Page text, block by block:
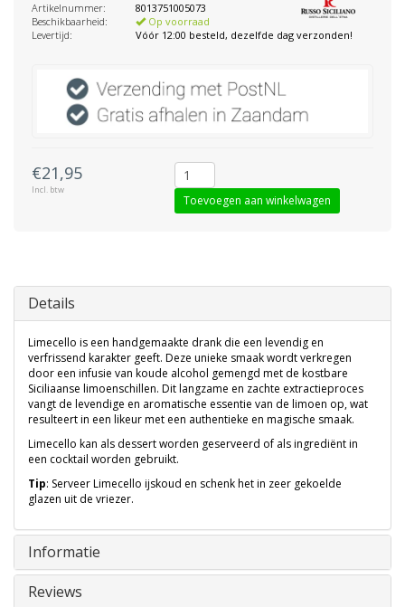
Artikelnummer:
8013751005073
Beschikbaarheid:
Op voorraad
Levertijd:
Vóór 12:00 besteld, dezelfde dag verzonden!
€21,95
Incl. btw
Toevoegen aan winkelwagen
Details
Limecello is een handgemaakte drank die een levendig en
verfrissend karakter geeft. Deze unieke smaak wordt verkregen
door een infusie van koude alcohol gemengd met de kostbare
Siciliaanse limoenschillen. Dit langzame en zachte extractieproces
vangt de levendige en aromatische essentie van de limoen op, wat
resulteert in een likeur met een authentieke en magische smaak.
Limecello kan als dessert worden geserveerd of als ingrediënt in
een cocktail worden gebruikt.
Tip: Serveer Limecello ijskoud en schenk het in zeer gekoelde
glazen uit de vriezer.
Informatie
Reviews